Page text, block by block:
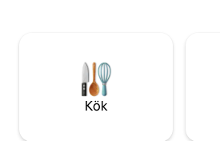
allt bidrar till charmen. Njut av att sitta i
trädtopparna och se världen passera i
vår lilla strandstad.
Kök